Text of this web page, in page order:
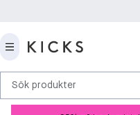
Sök produkter